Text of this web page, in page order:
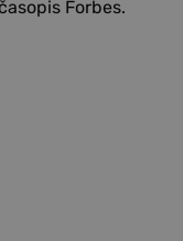
Forbes.